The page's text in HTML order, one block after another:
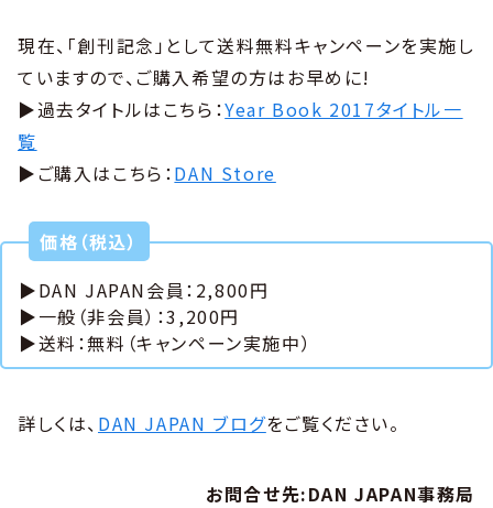
現在、「創刊記念」として送料無料キャンペーンを実施し
ていますので、ご購入希望の方はお早めに!
▶過去タイトルはこちら：Year Book 2017タイトル一
覧
▶ご購入はこちら：DAN Store
価格（税込）
▶DAN JAPAN会員：2,800円
▶一般（非会員）：3,200円
▶送料：無料（キャンペーン実施中）
詳しくは、 DAN JAPAN ブログをご覧ください。
お問合せ先:DAN JAPAN事務局